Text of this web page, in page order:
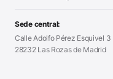
Generador Facturas
■Modelo Nómina PDF
■Calculadora Vacaciones
■Sanciones Hacienda
Sede central:
Calle Adolfo Pérez Esquivel 3
28232 Las Rozas de Madrid